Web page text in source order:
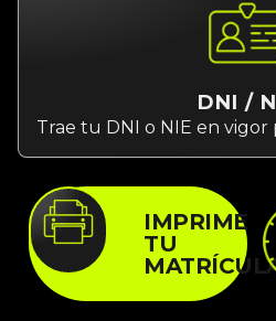
DNI /
Trae tu DNI o NIE en vigor
IMPRIME
TU